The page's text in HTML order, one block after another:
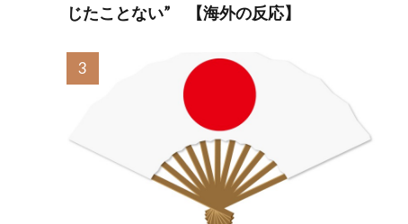
じたことない” 【海外の反応】